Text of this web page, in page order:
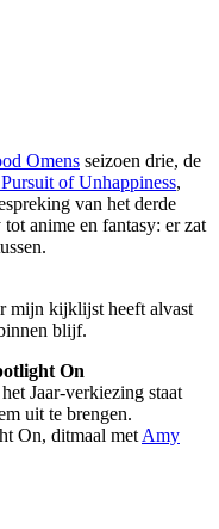
Omens seizoen drie, de
of Unhappiness,
van het derde
anime en fantasy: er zat
mijn kijklijst heeft alvast
blijf.
On
Jaar-verkiezing staat
uit te brengen.
On, ditmaal met Amy